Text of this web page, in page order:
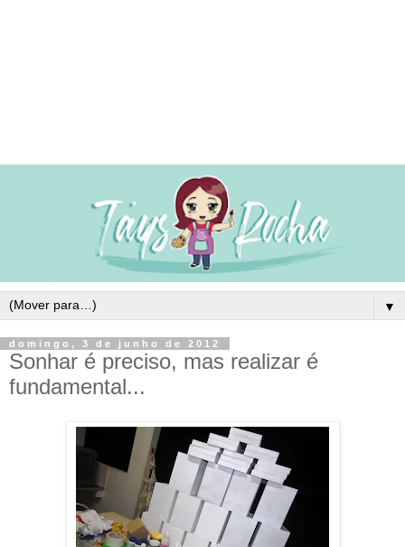
▼
domingo, 3 de junho de 2012
Sonhar é preciso, mas realizar é
fundamental...